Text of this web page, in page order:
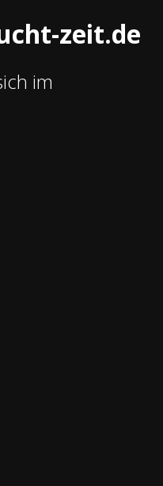
zeit.de
im